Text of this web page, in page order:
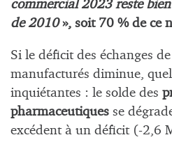
commercial 2023 reste
de 2010», soit 70 % de ce
Si le déficit des échanges
manufacturés diminue,
inquiétantes : le solde des
pharmaceutiques se
excédent à un déficit (-2,6